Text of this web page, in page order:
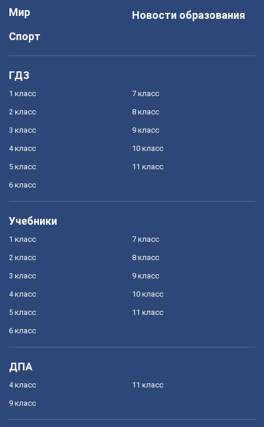
Мир
Спорт
Новости образования
ГДЗ
1 класс
2 класс
3 класс
4 класс
5 класс
6 класс
7 класс
8 класс
9 класс
10 класс
11 класс
Учебники
1 класс
2 класс
3 класс
4 класс
5 класс
6 класс
7 класс
8 класс
9 класс
10 класс
11 класс
ДПА
4 класс
9 класс
11 класс